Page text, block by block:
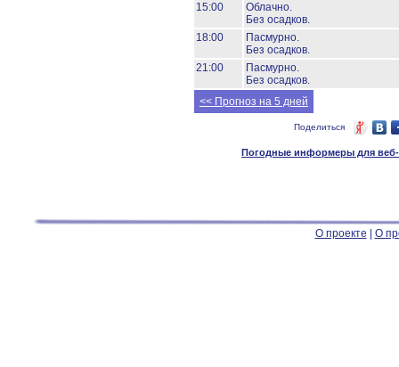
15:00
Облачно.
Без осадков.
18:00
Пасмурно.
Без осадков.
21:00
Пасмурно.
Без осадков.
<< Прогноз на 5 дней
Поделиться
Погодные информеры для веб-
О проекте О